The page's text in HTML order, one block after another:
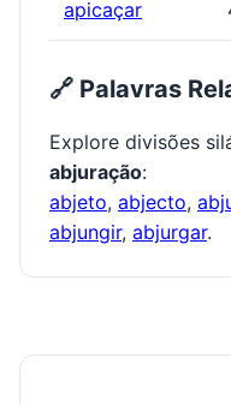
apicaçar
🔗 Palavras
Explore divisões
abjuração:
abjeto, abjecto,
abjungir, abjurgar.